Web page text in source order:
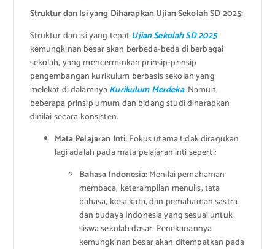
Struktur dan Isi yang Diharapkan Ujian Sekolah SD 2025:
Struktur dan isi yang tepatUjian Sekolah SD 2025
kemungkinan besar akan berbeda-beda di berbagai
sekolah, yang mencerminkan prinsip-prinsip
pengembangan kurikulum berbasis sekolah yang
melekat di dalamnyaKurikulum Merdeka. Namun,
beberapa prinsip umum dan bidang studi diharapkan
dinilai secara konsisten.
Mata Pelajaran Inti:Fokus utama tidak diragukan
lagi adalah pada mata pelajaran inti seperti:
Bahasa Indonesia:Menilai pemahaman
membaca, keterampilan menulis, tata
bahasa, kosa kata, dan pemahaman sastra
dan budaya Indonesia yang sesuai untuk
siswa sekolah dasar. Penekanannya
kemungkinan besar akan ditempatkan pada